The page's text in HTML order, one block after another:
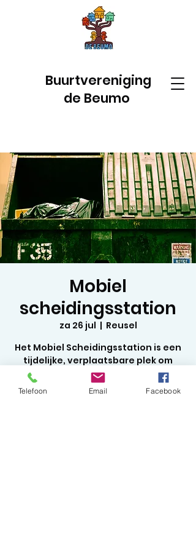
Buurtvereniging
de Beumo
Mobiel
scheidingsstation
za 26 jul
  |
Reusel
Het Mobiel Scheidingsstation is een
tijdelijke, verplaatsbare plek om
afval in te leveren
Telefoon Email Facebook